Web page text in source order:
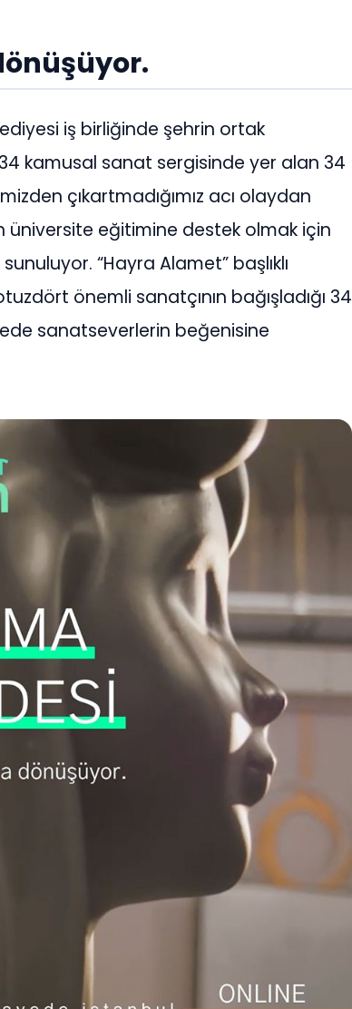
önüşüyor.
iş birliğinde şehrin ortak
kamusal sanat sergisinde yer alan 34
çıkartmadığımız acı olaydan
üniversite eğitimine destek olmak için
“Hayra Alamet” başlıklı
önemli sanatçının bağışladığı 34
sanatseverlerin beğenisine